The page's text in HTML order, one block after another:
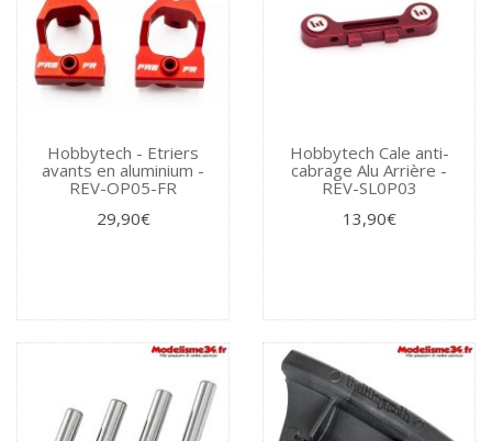
Hobbytech - Etriers
avants en aluminium -
REV-OP05-FR
29,90€
Hobbytech Cale anti-
cabrage Alu Arrière -
REV-SL0P03
13,90€